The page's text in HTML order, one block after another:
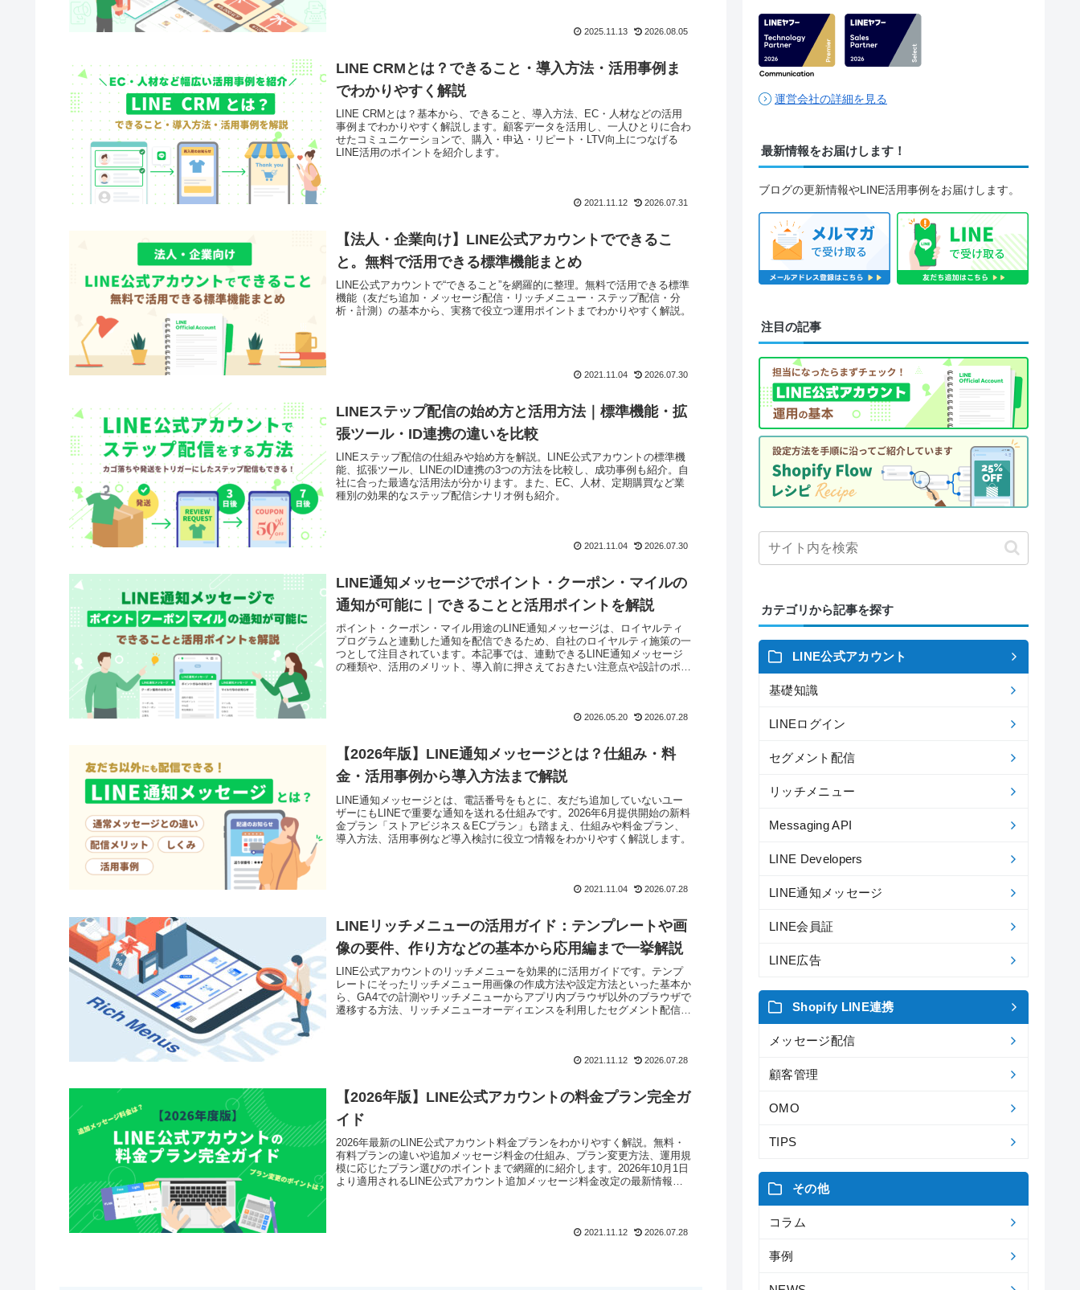
2025.11.13 2026.08.05
LINE CRMとは？できること・導入方法・活用事例ま
でわかりやすく解説
LINE CRMとは？基本から、できること、導入方法、EC・人材などの活用
事例までわかりやすく解説します。顧客データを活用し、一人ひとりに合わ
せたコミュニケーションで、購入・申込・リピート・LTV向上につなげる
LINE活用のポイントを紹介します。
2021.11.12 2026.07.31
【法人・企業向け】LINE公式アカウントでできるこ
と。無料で活用できる標準機能まとめ
LINE公式アカウントで“できること”を網羅的に整理。無料で活用できる標準
機能（友だち追加・メッセージ配信・リッチメニュー・ステップ配信・分
析・計測）の基本から、実務で役立つ運用ポイントまでわかりやすく解説。
2021.11.04 2026.07.30
LINEステップ配信の始め方と活用方法｜標準機能・拡
張ツール・ID連携の違いを比較
LINEステップ配信の仕組みや始め方を解説。LINE公式アカウントの標準機
能、拡張ツール、LINEのID連携の3つの方法を比較し、成功事例も紹介。自
社に合った最適な活用法が分かります。また、EC、人材、定期購買など業
種別の効果的なステップ配信シナリオ例も紹介。
2021.11.04 2026.07.30
LINE通知メッセージでポイント・クーポン・マイルの
通知が可能に｜できることと活用ポイントを解説
ポイント・クーポン・マイル用途のLINE通知メッセージは、ロイヤルティ
プログラムと連動した通知を配信できるため、自社のロイヤルティ施策の一
つとして注目されています。本記事では、連動できるLINE通知メッセージ
の種類や、活用のメリット、導入前に押さえておきたい注意点や設計のポイ
2026.05.20 2026.07.28
【2026年版】LINE通知メッセージとは？仕組み・料
金・活用事例から導入方法まで解説
LINE通知メッセージとは、電話番号をもとに、友だち追加していないユー
ザーにもLINEで重要な通知を送れる仕組みです。2026年6月提供開始の新料
金プラン「ストアビジネス＆ECプラン」も踏まえ、仕組みや料金プラン、
導入方法、活用事例など導入検討に役立つ情報をわかりやすく解説します。
2021.11.04 2026.07.28
LINEリッチメニューの活用ガイド：テンプレートや画
像の要件、作り方などの基本から応用編まで一挙解説
LINE公式アカウントのリッチメニューを効果的に活用ガイドです。テンプ
レートにそったリッチメニュー用画像の作成方法や設定方法といった基本か
ら、GA4での計測やリッチメニューからアプリ内ブラウザ以外のブラウザで
遷移する方法、リッチメニューオーディエンスを利用したセグメント配信な
2021.11.12 2026.07.28
【2026年版】LINE公式アカウントの料金プラン完全ガ
イド
2026年最新のLINE公式アカウント料金プランをわかりやすく解説。無料・
有料プランの違いや追加メッセージ料金の仕組み、プラン変更方法、運用規
模に応じたプラン選びのポイントまで網羅的に紹介します。2026年10月1日
より適用されるLINE公式アカウント追加メッセージ料金改定の最新情報も
2021.11.12 2026.07.28
運営会社の詳細を見る
最新情報をお届けします！
ブログの更新情報やLINE活用事例をお届けします。
注目の記事
カテゴリから記事を探す
LINE公式アカウント
基礎知識
LINEログイン
セグメント配信
リッチメニュー
Messaging API
LINE Developers
LINE通知メッセージ
LINE会員証
LINE広告
Shopify LINE連携
メッセージ配信
顧客管理
OMO
TIPS
その他
コラム
事例